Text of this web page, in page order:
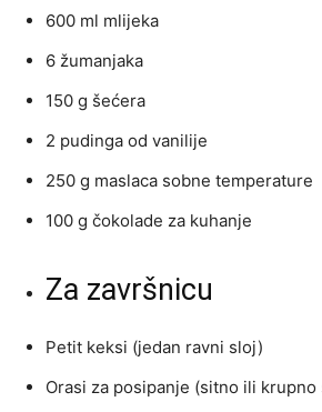
600 ml mlijeka
6 žumanjaka
150 g šećera
2 pudinga od vanilije
250 g maslaca sobne temperature
100 g čokolade za kuhanje
Za završnicu
Petit keksi (jedan ravni sloj)
Orasi za posipanje (sitno ili krupno